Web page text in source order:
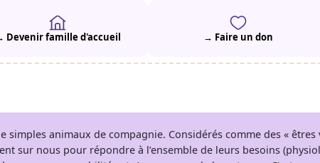
Devenir famille d'accueil → Faire un don
simples animaux de compagnie. Considérés comme des «
sur nous pour répondre à l’ensemble de leurs besoins